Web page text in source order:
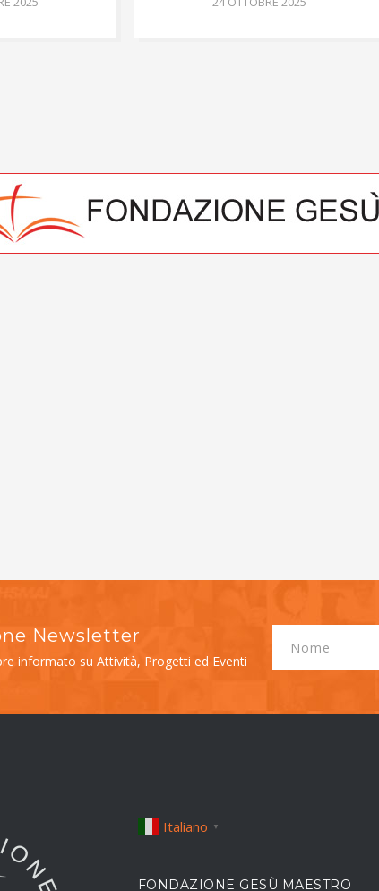
Newsletter
informato su Attività, Progetti ed Eventi
Italiano ▼
FONDAZIONE GESÙ MAESTRO